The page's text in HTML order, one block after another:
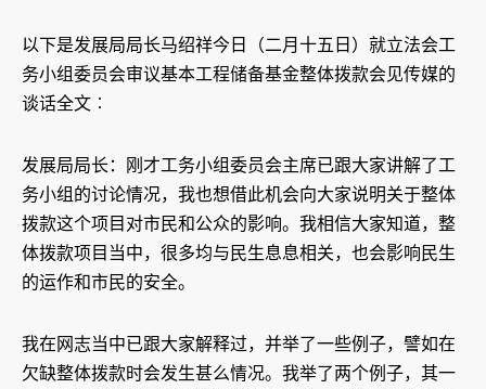
以下是发展局局长马绍祥今日（二月十五日）就立法会工
务小组委员会审议基本工程储备基金整体拨款会见传媒的
谈话全文︰
发展局局长：刚才工务小组委员会主席已跟大家讲解了工
务小组的讨论情况，我也想借此机会向大家说明关于整体
拨款这个项目对市民和公众的影响。我相信大家知道，整
体拨款项目当中，很多均与民生息息相关，也会影响民生
的运作和市民的安全。
我在网志当中已跟大家解释过，并举了一些例子，譬如在
欠缺整体拨款时会发生甚么情况。我举了两个例子，其一